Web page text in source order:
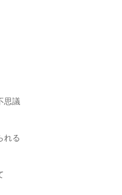
思議
れる